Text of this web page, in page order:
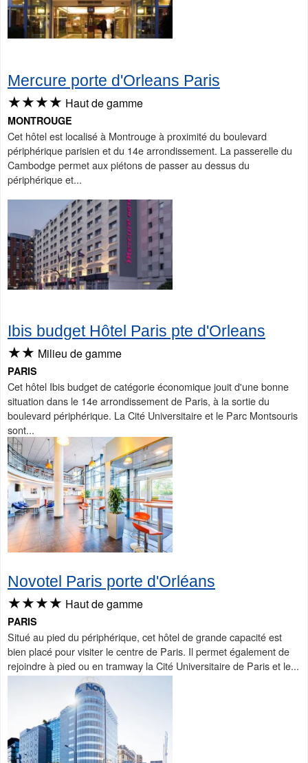
Mercure porte d'Orleans Paris
★★★★ Haut de gamme
MONTROUGE
Cet hôtel est localisé à Montrouge à proximité du boulevard
périphérique parisien et du 14e arrondissement. La passerelle du
Cambodge permet aux piétons de passer au dessus du
périphérique et...
Ibis budget Hôtel Paris pte d'Orleans
★★ Milieu de gamme
PARIS
Cet hôtel Ibis budget de catégorie économique jouit d'une bonne
situation dans le 14e arrondissement de Paris, à la sortie du
boulevard périphérique. La Cité Universitaire et le Parc Montsouris
sont...
Novotel Paris porte d'Orléans
★★★★ Haut de gamme
PARIS
Situé au pied du périphérique, cet hôtel de grande capacité est
bien placé pour visiter le centre de Paris. Il permet également de
rejoindre à pied ou en tramway la Cité Universitaire de Paris et le...